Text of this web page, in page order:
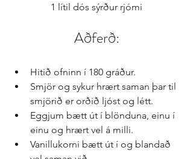
1 lítil dós sýrður rjómi
Aðferð:
Hitið ofninn í 180 gráður.
Smjör og sykur hrært saman þar til
smjörið er orðið ljóst og létt.
Eggjum bætt út í blönduna, einu í
einu og hrært vel á milli.
Vanillukorni bætt út í og blandað